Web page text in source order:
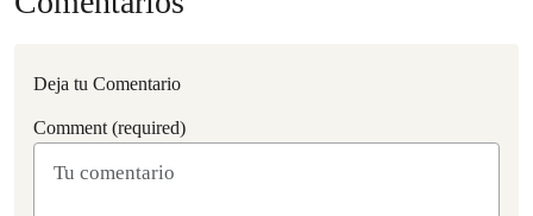
Deja tu Comentario
Comment (required)